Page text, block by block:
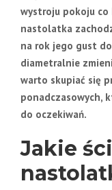
wystroju pokoju co
nastolatka
na rok jego gust
diametralnie
warto skupiać się
ponadczasowych,
do oczekiwań.
Jakie